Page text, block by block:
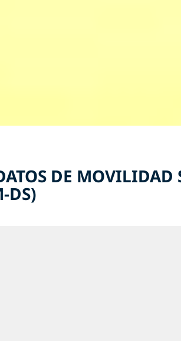
DE MOVILIDAD
DS)